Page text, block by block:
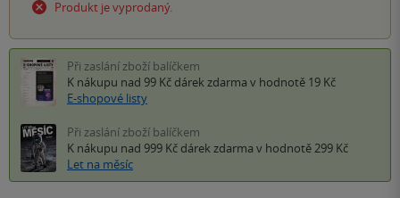
Produkt je vyprodaný.
Při zaslání zboží balíčkem
K nákupu nad 99 Kč dárek zdarma v hodnotě 19 Kč
E-shopové listy
Při zaslání zboží balíčkem
K nákupu nad 999 Kč dárek zdarma v hodnotě 299 Kč
Let na měsíc